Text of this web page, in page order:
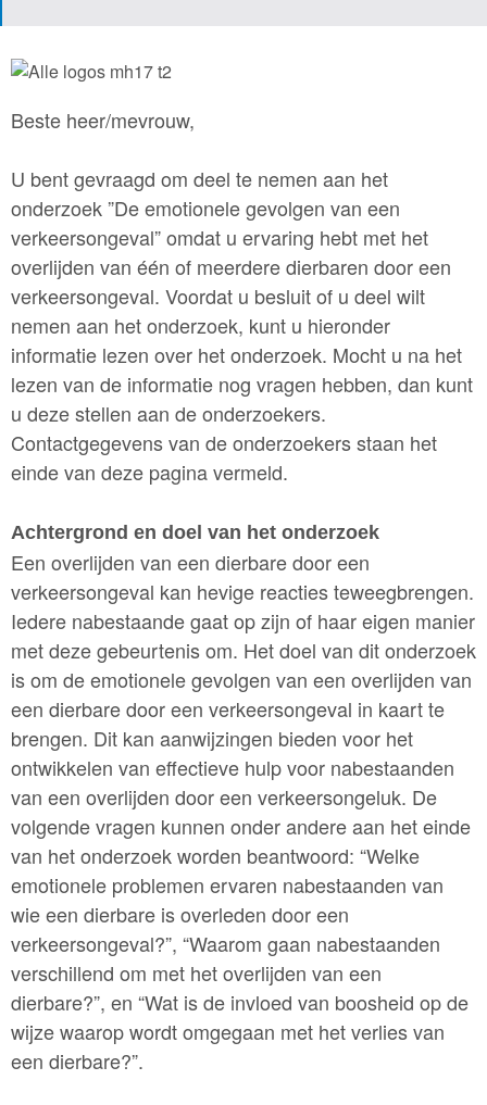
Beste heer/mevrouw,
U bent gevraagd om deel te nemen aan het
onderzoek ”De emotionele gevolgen van een
verkeersongeval” omdat u ervaring hebt met het
overlijden van één of meerdere dierbaren door een
verkeersongeval. Voordat u besluit of u deel wilt
nemen aan het onderzoek, kunt u hieronder
informatie lezen over het onderzoek. Mocht u na het
lezen van de informatie nog vragen hebben, dan kunt
u deze stellen aan de onderzoekers.
Contactgegevens van de onderzoekers staan het
einde van deze pagina vermeld.
Achtergrond en doel van het onderzoek
Een overlijden van een dierbare door een
verkeersongeval kan hevige reacties teweegbrengen.
Iedere nabestaande gaat op zijn of haar eigen manier
met deze gebeurtenis om. Het doel van dit onderzoek
is om de emotionele gevolgen van een overlijden van
een dierbare door een verkeersongeval in kaart te
brengen. Dit kan aanwijzingen bieden voor het
ontwikkelen van effectieve hulp voor nabestaanden
van een overlijden door een verkeersongeluk. De
volgende vragen kunnen onder andere aan het einde
van het onderzoek worden beantwoord: “Welke
emotionele problemen ervaren nabestaanden van
wie een dierbare is overleden door een
verkeersongeval?”, “Waarom gaan nabestaanden
verschillend om met het overlijden van een
dierbare?”, en “Wat is de invloed van boosheid op de
wijze waarop wordt omgegaan met het verlies van
een dierbare?”.